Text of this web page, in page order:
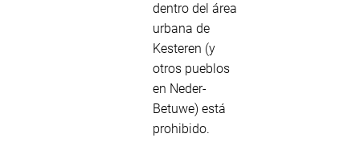
dentro del área
urbana de
Kesteren (y
otros pueblos
en Neder-
Betuwe) está
prohibido.